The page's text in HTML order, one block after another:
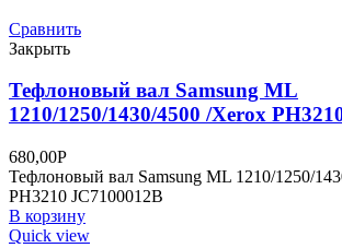
Сравнить
Закрыть
Тефлоновый вал Samsung ML
1210/1250/1430/4500 /Xerox
680,00Р
Тефлоновый вал Samsung ML 1210/1250/
PH3210 JC7100012B
В корзину
Quick view